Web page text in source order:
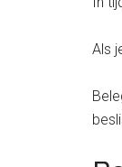
Als